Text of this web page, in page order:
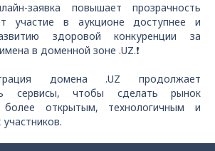
заявка повышает прозрачность
участие в аукционе доступнее и
здоровой конкуренции за
в доменной зоне .UZ.❗️
домена .UZ продолжает
сервисы, чтобы сделать рынок
открытым, технологичным и